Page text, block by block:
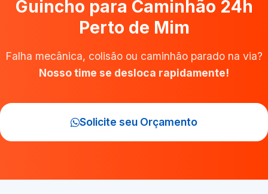
Guincho para Caminhão 24h
Perto de Mim
Falha mecânica, colisão ou caminhão parado na via?
Nosso time se desloca rapidamente!
Solicite seu Orçamento